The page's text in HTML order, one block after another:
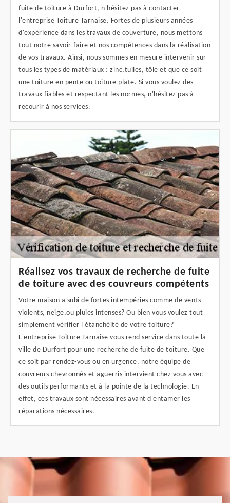
fuite de toiture à Durfort, n'hésitez pas à contacter
l'entreprise Toiture Tarnaise. Fortes de plusieurs années
d'expérience dans les travaux de couverture, nous mettons
tout notre savoir-faire et nos compétences dans la réalisation
de vos travaux. Ainsi, nous sommes en mesure intervenir sur
tous les types de matériaux : zinc,tuiles, tôle et que ce soit
une toiture en pente ou toiture plate. Si vous voulez des
travaux fiables et respectant les normes, n'hésitez pas à
recourir à nos services.
Réalisez vos travaux de recherche de fuite
de toiture avec des couvreurs compétents
Votre maison a subi de fortes intempéries comme de vents
violents, neige,ou pluies intenses? Ou bien vous voulez tout
simplement vérifier l'étanchéité de votre toiture?
L'entreprise Toiture Tarnaise vous rend service dans toute la
ville de Durfort pour une recherche de fuite de toiture. Que
ce soit par rendez-vous ou en urgence, notre équipe de
couvreurs chevronnés et aguerris intervient chez vous avec
des outils performants et à la pointe de la technologie. En
effet, ces travaux sont nécessaires avant d'entamer les
réparations nécessaires.